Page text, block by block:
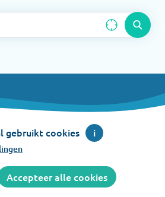
ter bevordering der
gebruikt cookies i
Accepteer alle cookies